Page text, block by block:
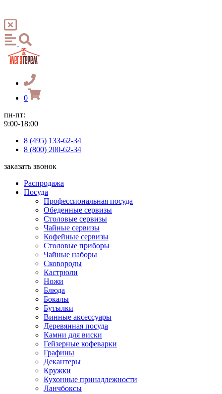
0
пн-пт:
9:00-18:00
8 (495) 133-62-34
8 (800) 200-62-34
заказать звонок
Распродажа
Посуда
Профессиональная посуда
Обеденные сервизы
Столовые сервизы
Чайные сервизы
Кофейные сервизы
Столовые приборы
Чайные наборы
Сковороды
Кастрюли
Ножи
Блюда
Бокалы
Бутылки
Винные аксессуары
Деревянная посуда
Камни для виски
Гейзерные кофеварки
Графины
Декантеры
Кружки
Кухонные принадлежности
Ланчбоксы